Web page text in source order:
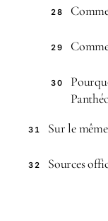
28
29
30
31 Sur le
32 Sources